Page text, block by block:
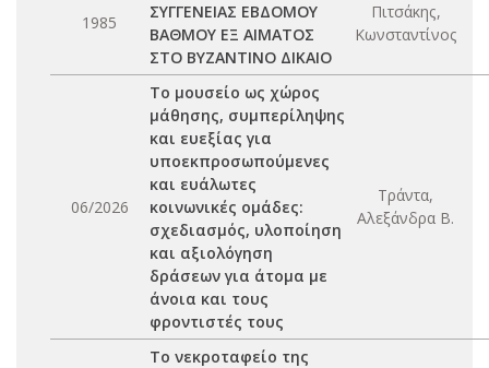
1985
ΣΥΓΓΕΝΕΙΑΣ ΕΒΔΟΜΟΥ
ΒΑΘΜΟΥ ΕΞ ΑΙΜΑΤΟΣ
ΣΤΟ ΒΥΖΑΝΤΙΝΟ ΔΙΚΑΙΟ
Πιτσάκης,
Κωνσταντίνος
06/2026
Το μουσείο ως χώρος
μάθησης, συμπερίληψης
και ευεξίας για
υποεκπροσωπούμενες
και ευάλωτες
κοινωνικές ομάδες:
σχεδιασμός, υλοποίηση
και αξιολόγηση
δράσεων για άτομα με
άνοια και τους
φροντιστές τους
Τράντα,
Αλεξάνδρα Β.
Το νεκροταφείο της